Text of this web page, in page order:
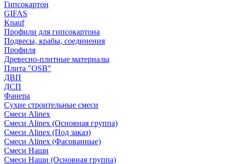
Гипсокартон
GIFAS
Knauf
Профили для гипсокартона
Подвесы, крабы, соединения
Профиля
Древесно-плитные материалы
Плита "OSB"
ДВП
ДСП
Фанера
Сухие строительные смеси
Смеси Alinex
Смеси Alinex (Основная группа)
Смеси Alinex (Под заказ)
Смеси Alinex (Фасованные)
Смеси Наши
Смеси Наши (Основная группа)